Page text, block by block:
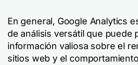
En general, Google Analytics
de análisis versátil que puede
información valiosa sobre el
sitios web y el